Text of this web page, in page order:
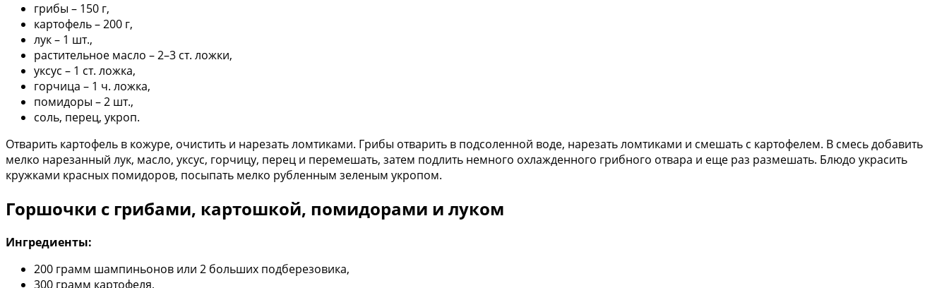
грибы – 150 г,
картофель – 200 г,
лук – 1 шт.,
растительное масло – 2–3 ст. ложки,
уксус – 1 ст. ложка,
горчица – 1 ч. ложка,
помидоры – 2 шт.,
соль, перец, укроп.
Отварить картофель в кожуре, очистить и нарезать ломтиками. Грибы отварить в подсоленной воде, нарезать ломтиками и смешать с картофелем. В смесь добавить
мелко нарезанный лук, масло, уксус, горчицу, перец и перемешать, затем подлить немного охлажденного грибного отвара и еще раз размешать. Блюдо украсить
кружками красных помидоров, посыпать мелко рубленным зеленым укропом.
Горшочки с грибами, картошкой, помидорами и луком
Ингредиенты:
200 грамм шампиньонов или 2 больших подберезовика,
300 грамм картофеля,